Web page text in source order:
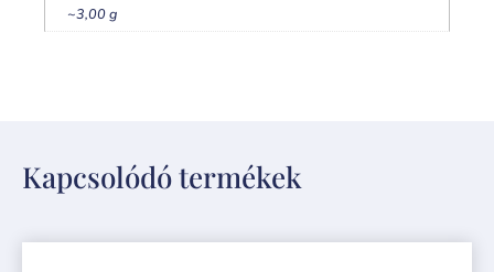
~3,00 g
Kapcsolódó termékek